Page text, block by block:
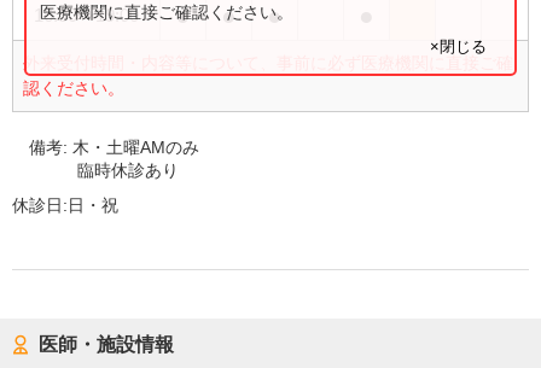
16:30〜19:00 ● ● ●
外来受付時間・内容等について、事前に必ず医療機関に直接ご確
認ください。
医療機関に直接ご確認ください。
×閉じる
備考: 木・土曜AMのみ
臨時休診あり
休診日:日・祝
医師・施設情報